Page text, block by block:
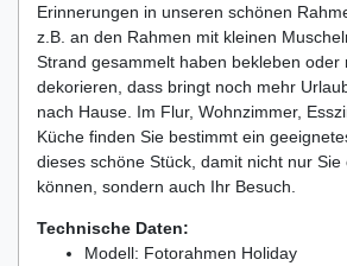
Erinnerungen in unseren schönen
z.B. an den Rahmen mit kleinen
Strand gesammelt haben bekleben oder
dekorieren, dass bringt noch mehr
nach Hause. Im Flur, Wohnzimmer,
Küche finden Sie bestimmt ein
dieses schöne Stück, damit nicht nur Sie
können, sondern auch Ihr Besuch.
Technische Daten:
Modell: Fotorahmen Holiday